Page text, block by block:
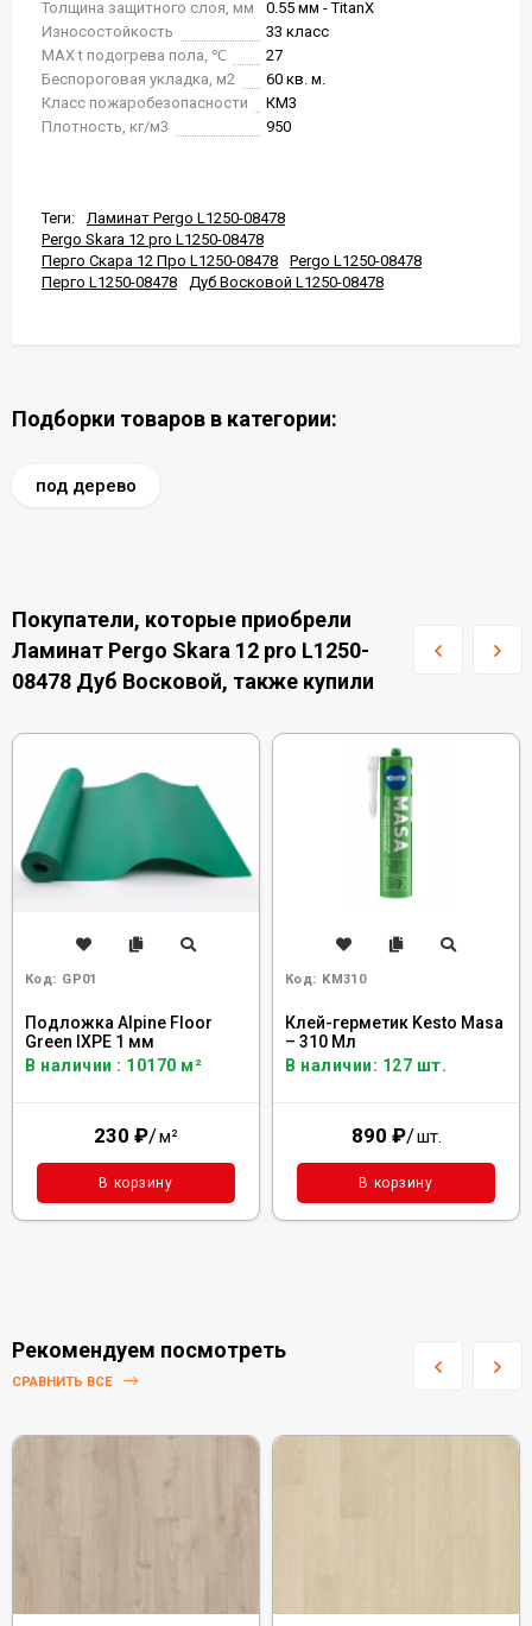
Толщина защитного слоя, мм
0.55 мм - TitanX
Износостойкость
33 класс
MAX t подогрева пола, ℃
27
Беспороговая укладка, м2
60 кв. м.
Класс пожаробезопасности
КМ3
Плотность, кг/м3
950
Теги:
Ламинат Pergo L1250-08478
Pergo Skara 12 pro L1250-08478
Перго Скара 12 Про L1250-08478
Pergo L1250-08478
Перго L1250-08478
Дуб Восковой L1250-08478
Подборки товаров в категории:
под дерево
Покупатели, которые приобрели
Ламинат Pergo Skara 12 pro L1250-
08478 Дуб Восковой, также купили
Код: GP01
Подложка Alpine Floor
Green IXPE 1 мм
В наличии : 10170 м²
230 ₽/м²
В корзину
Код: KM310
Клей-герметик Kesto Masa
– 310 Мл
В наличии: 127 шт.
890 ₽/шт.
В корзину
Рекомендуем посмотреть
СРАВНИТЬ ВСЕ